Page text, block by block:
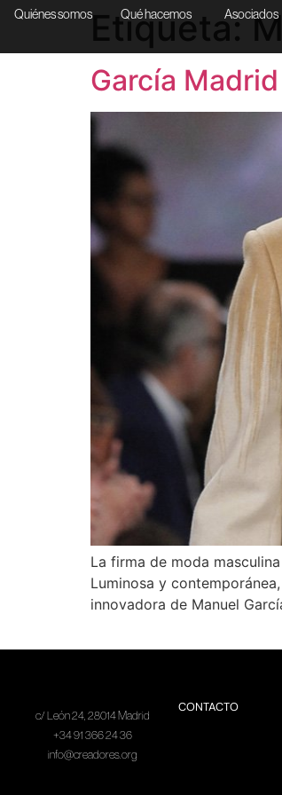
Quiénes somos Qué hacemos Asociados
Etiqueta:
García
La firma de moda
Luminosa y
innovadora de Manuel
CONTACTO
c/ León 24, 28014 Madrid
+34 91 366 24 36
info@creadores.org